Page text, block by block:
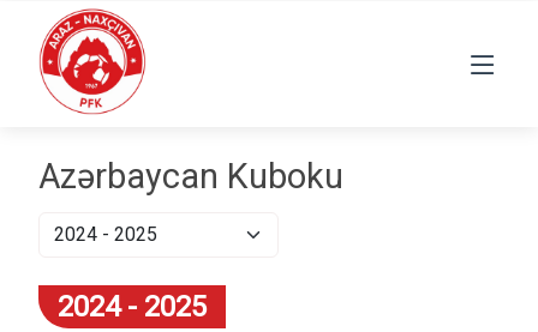
Azərbaycan Kuboku
2024 - 2025